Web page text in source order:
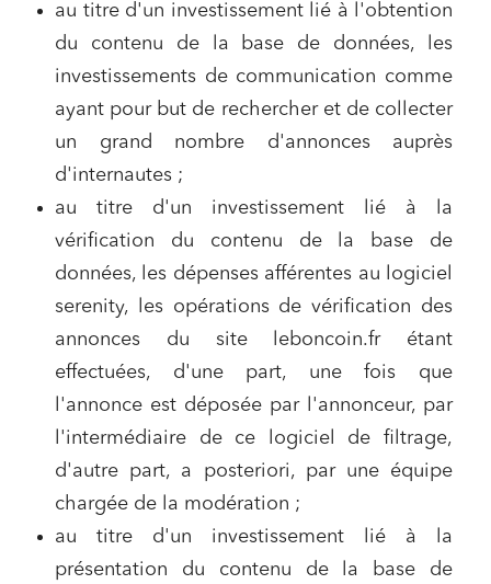
au titre d'un investissement lié à l'obtention
du contenu de la base de données, les
investissements de communication comme
ayant pour but de rechercher et de collecter
un grand nombre d'annonces auprès
d'internautes ;
au titre d'un investissement lié à la
vérification du contenu de la base de
données, les dépenses afférentes au logiciel
serenity, les opérations de vérification des
annonces du site leboncoin.fr étant
effectuées, d'une part, une fois que
l'annonce est déposée par l'annonceur, par
l'intermédiaire de ce logiciel de filtrage,
d'autre part, a posteriori, par une équipe
chargée de la modération ;
au titre d'un investissement lié à la
présentation du contenu de la base de